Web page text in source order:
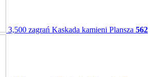
3,500 zagrań Kaskada kamieni Plansza 562